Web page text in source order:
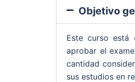
Objetivo
Este curso está
aprobar el
cantidad
sus estudios en